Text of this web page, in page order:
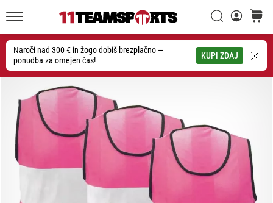
Naroči nad 300 € in žogo dobiš brezplačno —
ponudba za omejen čas!
KUPI ZDAJ
Iskanje
Iskanje
20. 1. 2026
•
4 min. branja
Nogometni
Nike
Tiempo
Maestro
–
Ustvarjeni
za
Narejeni